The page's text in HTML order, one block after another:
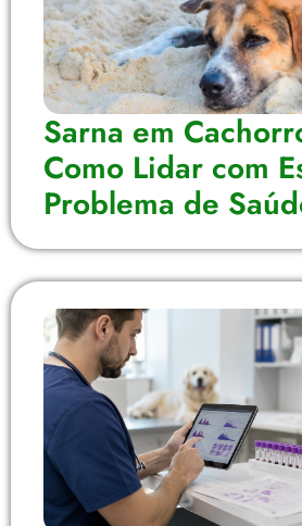
Sarna em
Como Lidar com
Problema de